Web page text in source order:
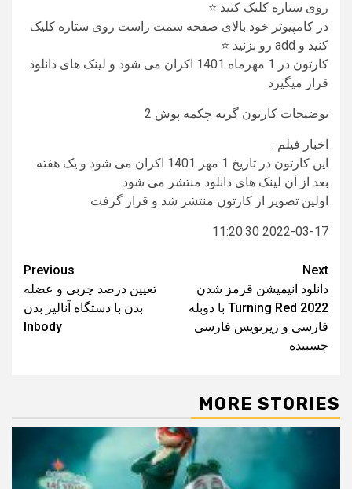
روی ستاره کلیک کنید ⭐
در کامپیوتر خود بالای صفحه سمت راست روی ستاره کلیک
کنید و add رو بزنید ⭐
کارتون در 1 مهرماه 1401 اکران می شود و لینک های دانلود
قرار میگیرد
توضیحات کارتون گربه چکمه پوش 2
اخبار فیلم :
این کارتون در تاریخ 1 مهر 1401 اکران می شود و یک هفته
بعد از آن لینک های دانلود منتشر می شود
اولین تصویر از کارتون منتشر شد و قرار گرفت
2022-03-17 11:20:30
Post
navigation
Previous
تعیین درصد چربی و عضله
بدن با دستگاه آنالیز بدن
Inbody
Next
دانلود انیمیشن قرمز شدن
Turning Red 2022 با دوبله
فارسی و زیرنویس فارسی
چسبیده
MORE STORIES